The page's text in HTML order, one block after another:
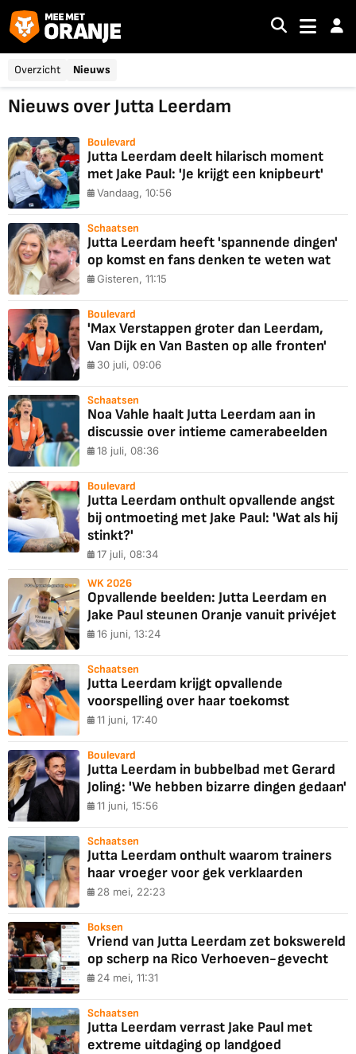
Overzicht Nieuws
Nieuws over Jutta Leerdam
Boulevard
Jutta Leerdam deelt hilarisch moment
met Jake Paul: 'Je krijgt een knipbeurt'
Vandaag, 10:56
Schaatsen
Jutta Leerdam heeft 'spannende dingen'
op komst en fans denken te weten wat
Gisteren, 11:15
Boulevard
'Max Verstappen groter dan Leerdam,
Van Dijk en Van Basten op alle fronten'
30 juli, 09:06
Schaatsen
Noa Vahle haalt Jutta Leerdam aan in
discussie over intieme camerabeelden
18 juli, 08:36
Boulevard
Jutta Leerdam onthult opvallende angst
bij ontmoeting met Jake Paul: 'Wat als hij
stinkt?'
17 juli, 08:34
WK 2026
Opvallende beelden: Jutta Leerdam en
Jake Paul steunen Oranje vanuit privéjet
16 juni, 13:24
Schaatsen
Jutta Leerdam krijgt opvallende
voorspelling over haar toekomst
11 juni, 17:40
Boulevard
Jutta Leerdam in bubbelbad met Gerard
Joling: 'We hebben bizarre dingen gedaan'
11 juni, 15:56
Schaatsen
Jutta Leerdam onthult waarom trainers
haar vroeger voor gek verklaarden
28 mei, 22:23
Boksen
Vriend van Jutta Leerdam zet bokswereld
op scherp na Rico Verhoeven-gevecht
24 mei, 11:31
Schaatsen
Jutta Leerdam verrast Jake Paul met
extreme uitdaging op landgoed